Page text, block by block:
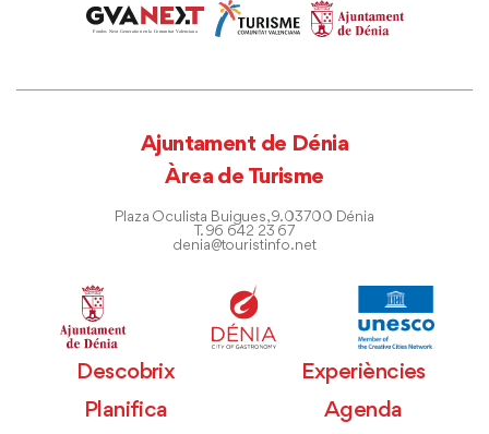
Ajuntament de Dénia
Àrea de Turisme
Plaza Oculista Buigues, 9. 03700 Dénia
T. 96 642 23 67
denia@touristinfo.net
Descobrix
Experiències
Planifica
Agenda